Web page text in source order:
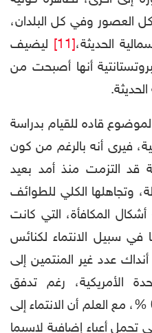
العصور وفي كل البلدان،
الحديثة،
ليضيف
أنها أصبحت من
قاده للقيام بدراسة
فيرى أنه بالرغم من كون
قد التزمت منذ أمد بعيد
وتجاهلها الكلي للطوائف
المكافأة، التي كانت
في سبيل الانتماء لكنائس
أنداك عدد غير المنتمين إلى
الأمريكية، رغم تدفق
المهاجرين إليها بأنه لا يتجاوز 6 %، مع العلم أن الانتماء إلى
تحمل أعباء إضافية لاسيما